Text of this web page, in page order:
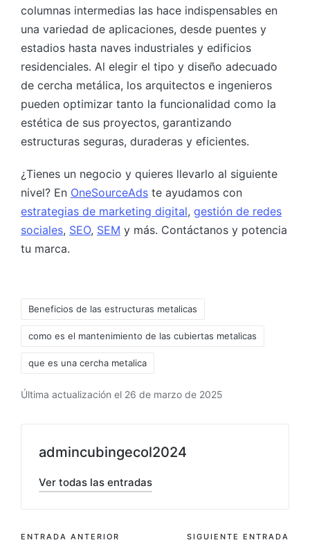
columnas intermedias las hace indispensables en
una variedad de aplicaciones, desde puentes y
estadios hasta naves industriales y edificios
residenciales. Al elegir el tipo y diseño adecuado
de cercha metálica, los arquitectos e ingenieros
pueden optimizar tanto la funcionalidad como la
estética de sus proyectos, garantizando
estructuras seguras, duraderas y eficientes.
¿Tienes un negocio y quieres llevarlo al siguiente
nivel? En OneSourceAds te ayudamos con
estrategias de marketing digital, gestión de redes
sociales, SEO, SEM y más. Contáctanos y potencia
tu marca.
Beneficios de las estructuras metalicas
como es el mantenimiento de las cubiertas metalicas
que es una cercha metalica
Última actualización el 26 de marzo de 2025
admincubingecol2024
Ver todas las entradas
ENTRADA ANTERIOR SIGUIENTE ENTRADA